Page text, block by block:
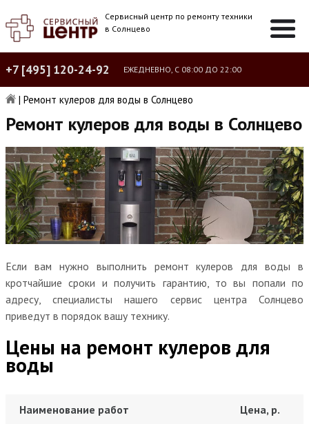
Сервисный центр по ремонту техники
в Солнцево
+7 [495] 120-24-92 ЕЖЕДНЕВНО, С 08:00 ДО 22:00
| Ремонт кулеров для воды в Солнцево
Ремонт кулеров для воды в Солнцево
Если вам нужно выполнить ремонт кулеров для воды в
кротчайшие сроки и получить гарантию, то вы попали по
адресу, специалисты нашего сервис центра Солнцево
приведут в порядок вашу технику.
Цены на ремонт кулеров для
воды
Наименование работ Цена, р.